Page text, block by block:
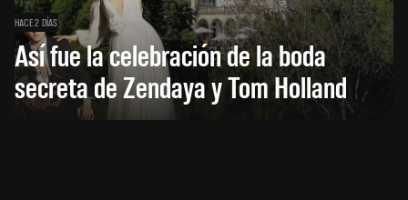
HACE 2 DÍAS
Así fue la celebración de la boda
secreta de Zendaya y Tom Holland